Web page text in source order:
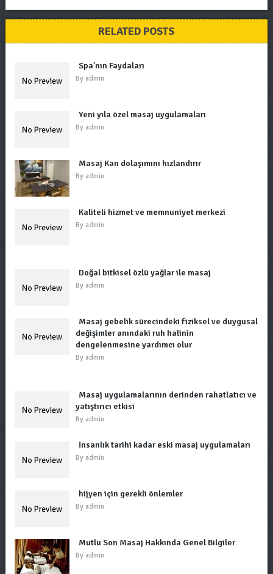
RELATED POSTS
Spa’nın Faydaları
By admin
Yeni yıla özel masaj uygulamaları
By admin
Masaj Kan dolaşımını hızlandırır
By admin
Kaliteli hizmet ve memnuniyet merkezi
By admin
Doğal bitkisel özlü yağlar ile masaj
By admin
Masaj gebelik sürecindeki fiziksel ve duygusal
değişimler anındaki ruh halinin
dengelenmesine yardımcı olur
By admin
Masaj uygulamalarının derinden rahatlatıcı ve
yatıştırıcı etkisi
By admin
İnsanlık tarihi kadar eski masaj uygulamaları
By admin
hijyen için gerekli önlemler
By admin
Mutlu Son Masaj Hakkında Genel Bilgiler
By admin